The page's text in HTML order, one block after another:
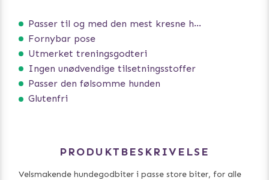
Passer til og med den mest kresne hunden
Fornybar pose
Utmerket treningsgodteri
Ingen unødvendige tilsetningsstoffer
Passer den følsomme hunden
Glutenfri
PRODUKTBESKRIVELSE
Velsmakende hundegodbiter i passe store biter, for alle